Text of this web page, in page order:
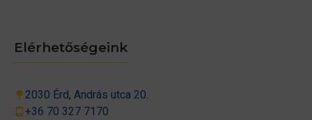
Elérhetőségeink
2030 Érd, András utca 20.
+36 70 327 7170